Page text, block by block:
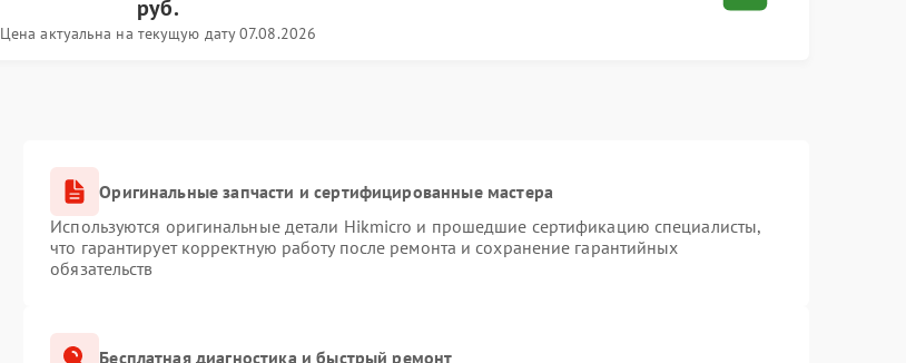
руб.
Цена актуальна на текущую дату 07.08.2026
Оригинальные запчасти и сертифицированные мастера
Используются оригинальные детали Hikmicro и прошедшие сертификацию специалисты,
что гарантирует корректную работу после ремонта и сохранение гарантийных
обязательств
Бесплатная диагностика и быстрый ремонт